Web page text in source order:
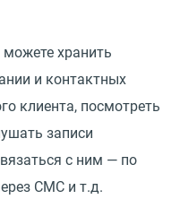
хранить
и контактных
клиента, посмотреть
записи
с ним — по
СМС и т.д.